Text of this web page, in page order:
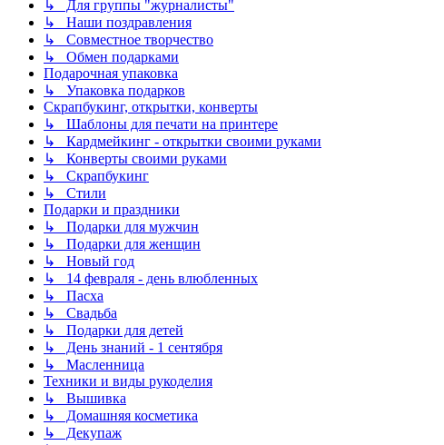
↳ Для группы "журналисты"
↳ Наши поздравления
↳ Совместное творчество
↳ Обмен подарками
Подарочная упаковка
↳ Упаковка подарков
Скрапбукинг, открытки, конверты
↳ Шаблоны для печати на принтере
↳ Кардмейкинг - открытки своими руками
↳ Конверты своими руками
↳ Скрапбукинг
↳ Стили
Подарки и праздники
↳ Подарки для мужчин
↳ Подарки для женщин
↳ Новый год
↳ 14 февраля - день влюбленных
↳ Пасха
↳ Свадьба
↳ Подарки для детей
↳ День знаний - 1 сентября
↳ Масленница
Техники и виды рукоделия
↳ Вышивка
↳ Домашняя косметика
↳ Декупаж